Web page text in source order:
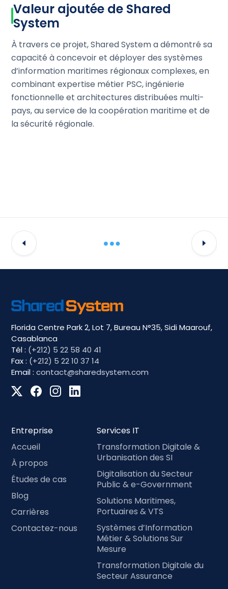
Valeur ajoutée de Shared
System
À travers ce projet, Shared System a démontré sa
capacité à concevoir et déployer des systèmes
d’information maritimes régionaux complexes, en
combinant expertise métier PSC, ingénierie
fonctionnelle et architectures distribuées multi-
pays, au service de la coopération maritime et de
la sécurité régionale.
Florida Centre Park 2, Lot 7, Bureau N°35, Sidi Maarouf,
Casablanca
Tél : (+212) 5 22 58 40 41
Fax : (+212) 5 22 10 37 14
Email :contact@sharedsystem.com
Entreprise
Accueil
À propos
Études de cas
Blog
Carrières
Contactez-nous
Services IT
Transformation Digitale &
Urbanisation des SI
Digitalisation du Secteur
Public & e-Government
Solutions Maritimes,
Portuaires & VTS
Systèmes d’Information
Métier & Solutions Sur
Mesure
Transformation Digitale du
Secteur Assurance